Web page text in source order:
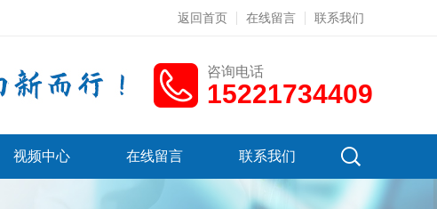
返回首页 在线留言 联系我们
咨询电话
15221734409
视频中心 在线留言 联系我们